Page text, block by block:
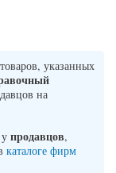
указанных
на
продавцов,
каталоге фирм